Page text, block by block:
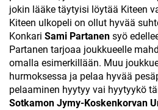
jokin lääke täytyisi löytää Kiteen
Kiteen ulkopeli on ollut hyvää
Konkari Sami Partanen syö
Partanen tarjoaa joukkueelle
omalla esimerkillään. Muu
hurmoksessa ja pelaa hyvää
pelaaminen hyytyy vai hyytyykö
Sotkamon Jymy-Koskenkorvan